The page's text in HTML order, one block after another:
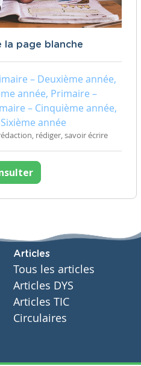
la page blanche
– Deuxième année,
année, Primaire –
– Cinquième année,
année
rédiger, savoir écrire
Articles
Tous les articles
Articles DYS
Articles TIC
Circulaires